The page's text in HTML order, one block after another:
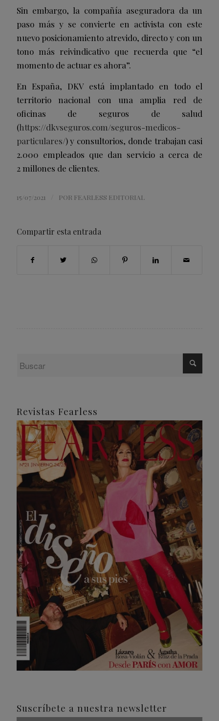
Sin embargo, la compañía aseguradora da un
paso más y se convierte en activista con este
nuevo posicionamiento atrevido, directo y con un
tono más reivindicativo que recuerda que “el
momento de actuar es ahora”.
En España, DKV está implantado en todo el
territorio nacional con una amplia red de
oficinas de seguros de salud
(https://dkvseguros.com/seguros-medicos-
particulares/) y consultorios, donde trabajan casi
2.000 empleados que dan servicio a cerca de
2 millones de clientes.
15/07/2021 POR FEARLESS EDITORIAL
Compartir esta entrada
Revistas Fearless
Suscríbete a nuestra newsletter